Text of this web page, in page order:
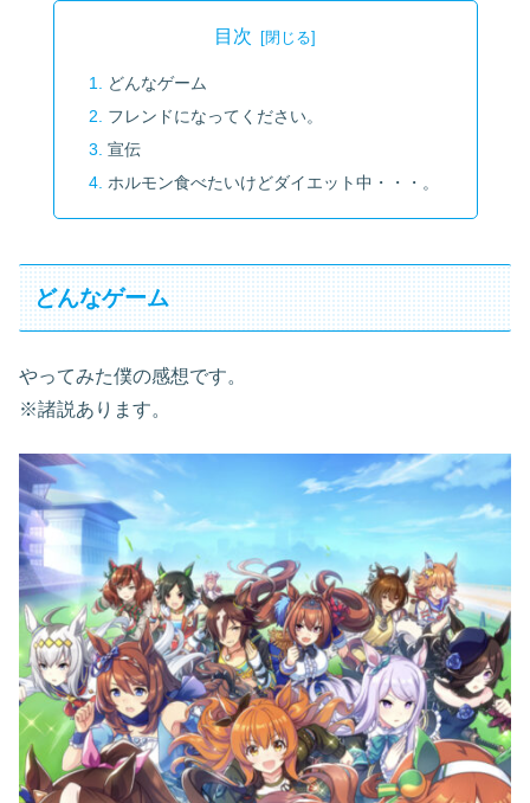
目次
どんなゲーム
フレンドになってください。
宣伝
ホルモン食べたいけどダイエット中・・・。
どんなゲーム
やってみた僕の感想です。
※諸説あります。